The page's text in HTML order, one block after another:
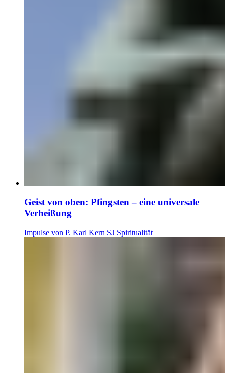
Geist von oben: Pfingsten – eine universale
Verheißung
Impulse von P. Karl Kern SJ Spiritualität